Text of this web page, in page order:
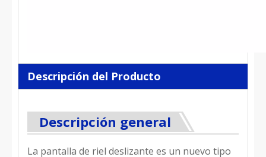
Descripción del Producto
Descripción general
La pantalla de riel deslizante es un nuevo tipo